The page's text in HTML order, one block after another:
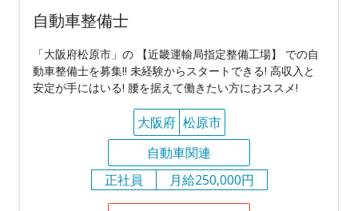
自動車整備士
「大阪府松原市」の 【近畿運輸局指定整備工場】 での自
動車整備士を募集!! 未経験からスタートできる! 高収入と
安定が手にはいる! 腰を据えて働きたい方におススメ!
大阪府 松原市
自動車関連
正社員
月給250,000円